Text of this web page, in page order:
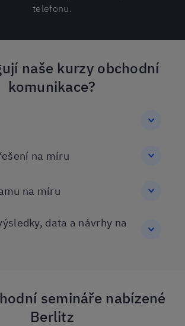
telefonu.
naše kurzy obchodní
komunikace?
na míru
na míru
data a návrhy na
semináře nabízené
Berlitz